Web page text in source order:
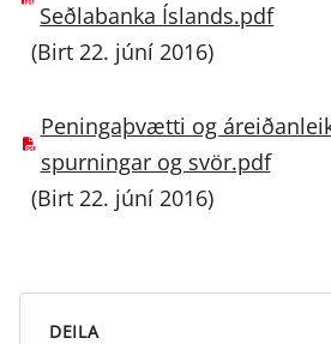
Seðlabanka Íslands.pdf
(Birt 22. júní 2016)
Peningaþvætti og
spurningar og svör.pdf
(Birt 22. júní 2016)
DEILA